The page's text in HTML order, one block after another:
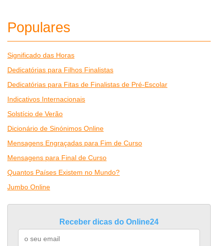
Populares
Significado das Horas
Dedicatórias para Filhos Finalistas
Dedicatórias para Fitas de Finalistas de Pré-Escolar
Indicativos Internacionais
Solstício de Verão
Dicionário de Sinónimos Online
Mensagens Engraçadas para Fim de Curso
Mensagens para Final de Curso
Quantos Países Existem no Mundo?
Jumbo Online
Receber dicas do Online24